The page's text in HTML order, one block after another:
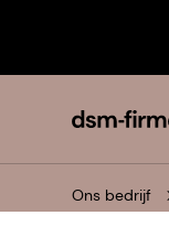
Ons bedrijf